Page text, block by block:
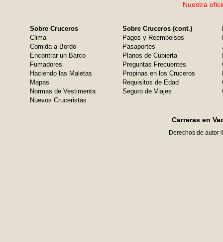
Nuestra
Sobre Cruceros
Clima
Comida a Bordo
Encontrar un Barco
Fumadores
Haciendo las Maletas
Mapas
Normas de Vestimenta
Nuevos Cruceristas
Sobre Cruceros (cont.)
Pagos y Reembolsos
Pasaportes
Planos de Cubierta
Preguntas Frecuentes
Propinas en los Cruceros
Requisitos de Edad
Seguro de Viajes
Carreras en
Derechos de autor